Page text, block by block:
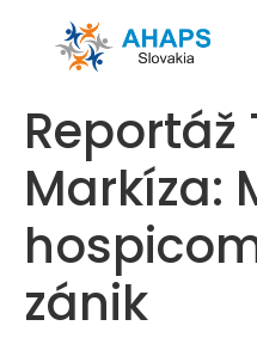
Reportáž
Markíza:
zánik